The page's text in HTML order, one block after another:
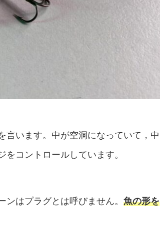
言います。中が空洞になっていて，中
コントロールしています。
はプラグとは呼びません。 魚の形を